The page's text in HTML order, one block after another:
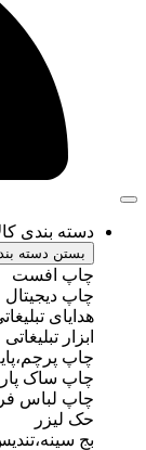
کالا و خدمات
بندی کالا و خدمات
پارچه ای
فرم
و..